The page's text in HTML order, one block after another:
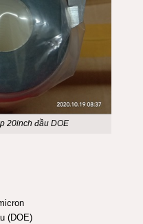
20inch đầu DOE
(DOE)